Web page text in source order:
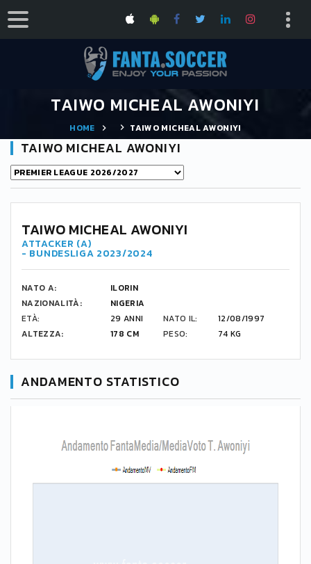
TAIWO MICHEAL AWONIYI
HOME TAIWO MICHEAL AWONIYI
TAIWO MICHEAL AWONIYI
TAIWO MICHEAL AWONIYI
ATTACKER (A)
- BUNDESLIGA 2023/2024
NATO A:
ILORIN
NAZIONALITÀ:
NIGERIA
ETÀ:
29 ANNI NATO IL:
12/08/1997
ALTEZZA:
178 CM PESO: 74 KG
ANDAMENTO STATISTICO